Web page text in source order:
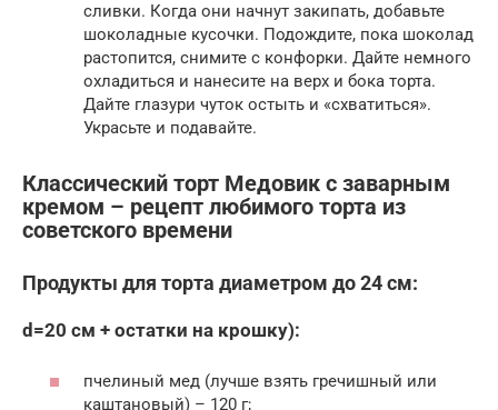
сливки. Когда они начнут закипать, добавьте
шоколадные кусочки. Подождите, пока шоколад
растопится, снимите с конфорки. Дайте немного
охладиться и нанесите на верх и бока торта.
Дайте глазури чуток остыть и «схватиться».
Украсьте и подавайте.
Классический торт Медовик с заварным
кремом – рецепт любимого торта из
советского времени
Продукты для торта диаметром до 24 см:
d=20 см + остатки на крошку):
пчелиный мед (лучше взять гречишный или
каштановый) – 120 г;